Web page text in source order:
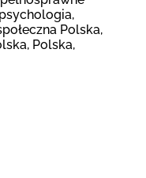
Polska,
Polska,